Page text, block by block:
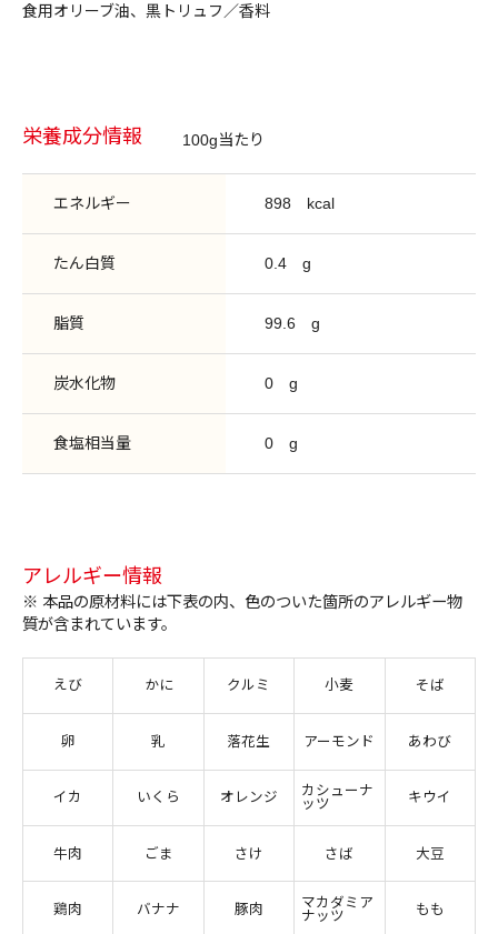
食用オリーブ油、黒トリュフ／香料
栄養成分情報 100g当たり
エネルギー 898 kcal
たん白質 0.4 g
脂質 99.6 g
炭水化物 0 g
食塩相当量 0 g
アレルギー情報
※ 本品の原材料には下表の内、色のついた箇所のアレルギー物
質が含まれています。
えび かに クルミ 小麦 そば
卵 乳 落花生 アーモンド あわび
イカ いくら オレンジ
カシューナ
ッツ
キウイ
牛肉 ごま さけ さば 大豆
鶏肉 バナナ 豚肉
マカダミア
ナッツ
もも